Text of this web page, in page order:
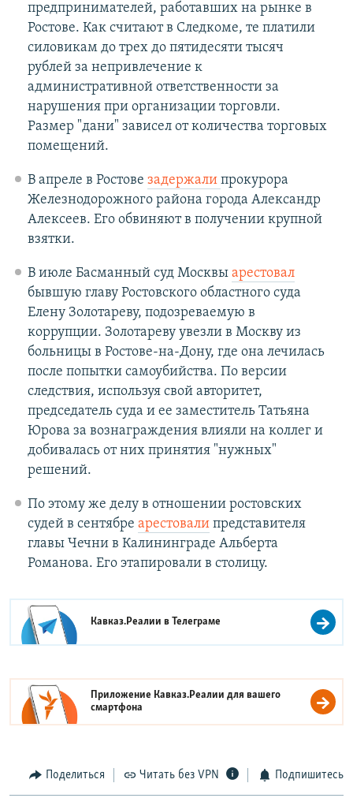
предпринимателей, работавших на рынке в
Ростове. Как считают в Следкоме, те платили
силовикам до трех до пятидесяти тысяч
рублей за непривлечение к
административной ответственности за
нарушения при организации торговли.
Размер "дани" зависел от количества торговых
помещений.
В апреле в Ростове задержали прокурора
Железнодорожного района города Александр
Алексеев. Его обвиняют в получении крупной
взятки.
В июле Басманный суд Москвы арестовал
бывшую главу Ростовского областного суда
Елену Золотареву, подозреваемую в
коррупции. Золотареву увезли в Москву из
больницы в Ростове-на-Дону, где она лечилась
после попытки самоубийства. По версии
следствия, используя свой авторитет,
председатель суда и ее заместитель Татьяна
Юрова за вознаграждения влияли на коллег и
добивалась от них принятия "нужных"
решений.
По этому же делу в отношении ростовских
судей в сентябре арестовалипредставителя
главы Чечни в Калининграде Альберта
Романова. Его этапировали в столицу.
Кавказ.Реалии вТелеграме
Приложение Кавказ.Реалии для вашего
смартфона
Поделиться Читать без VPN Подпишитесь